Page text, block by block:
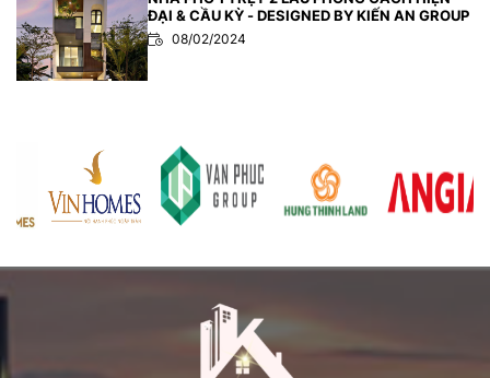
ĐẠI & CẦU KỲ - DESIGNED BY KIẾN AN GROUP
08/02/2024
08/02/2024
QUÁN TRÀ SỬA PHONG CÁCH MỘC MẠC-
07/02/2024
BIỆT THỰ 1 TRỆT 2 LẦU PHONG CÁCH HIỆN